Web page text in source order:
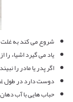
شروع می کند به
یاد می گیرد اشیاء
اگر پدر یا مادر را
دوست دارد در طول
حباب هایی با آب